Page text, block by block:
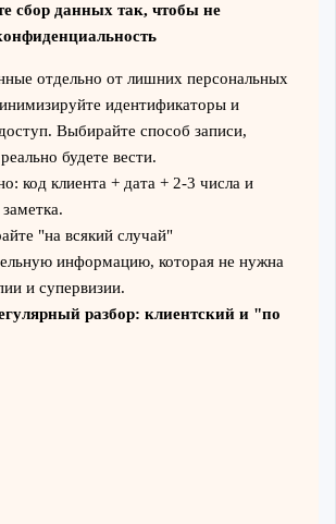
сбор данных так, чтобы не
отдельно от лишних персональных
идентификаторы и
Выбирайте способ записи,
будете вести.
код клиента + дата + 2-3 числа и
"на всякий случай"
информацию, которая не нужна
и супервизии.
разбор: клиентский и "по